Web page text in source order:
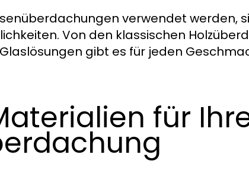
verwendet werden,
Von den klassischen
gibt es für jeden
für